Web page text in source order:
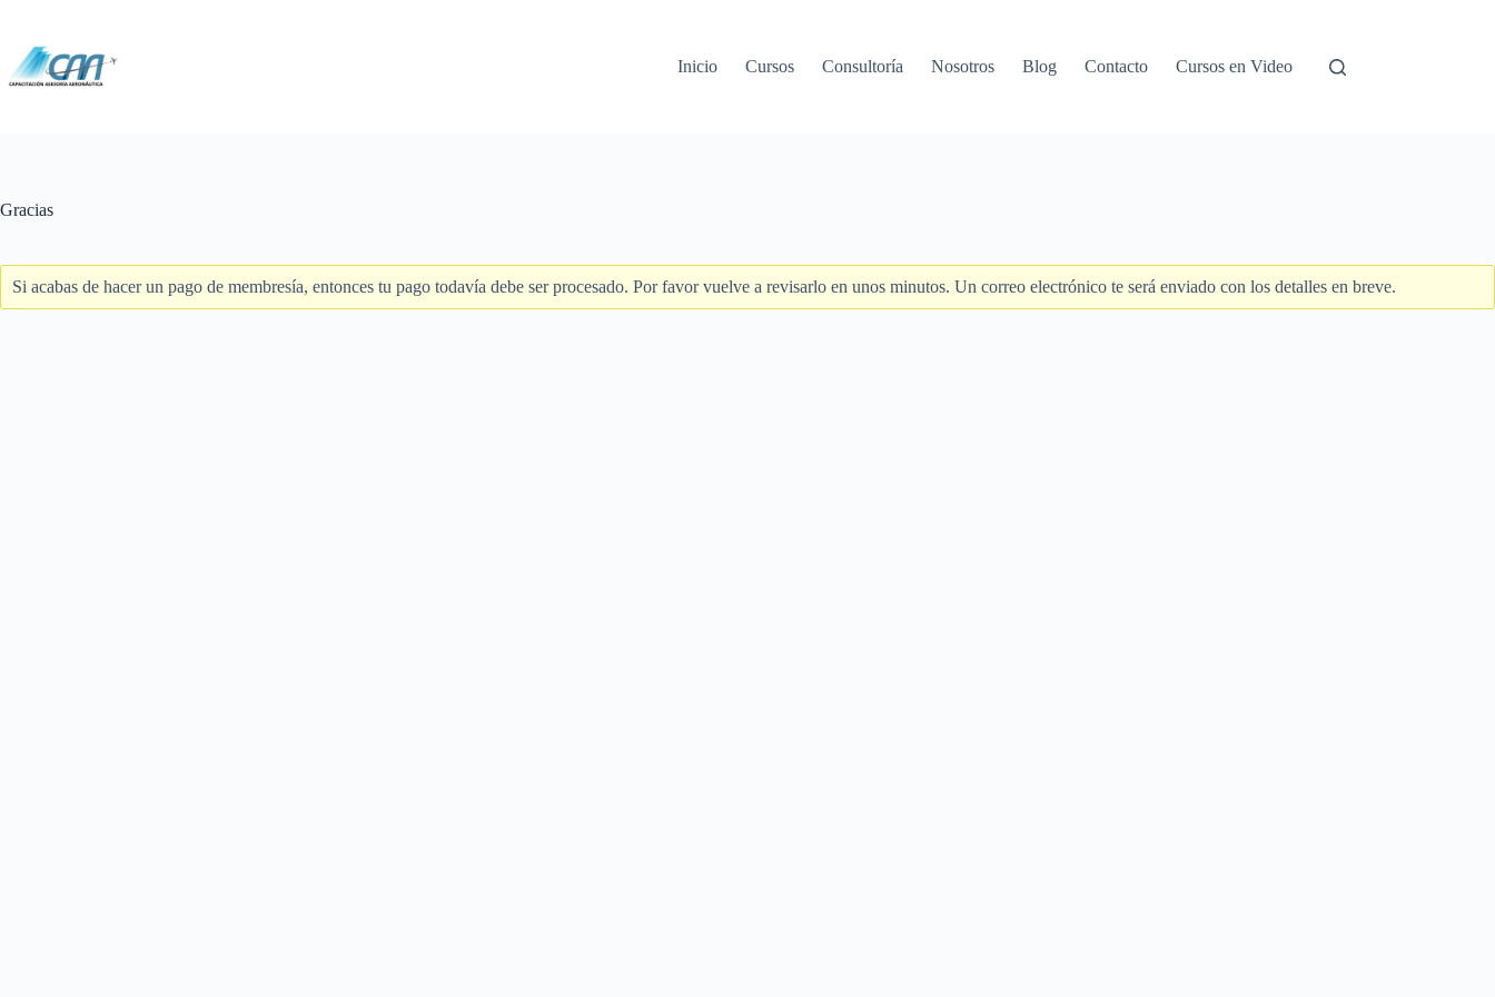
contenido
Inicio
Cursos Consultoría Nosotros Blog Contacto Cursos en Video
Gracias
Si acabas de hacer un pago de membresía, entonces tu pago todavía debe ser procesado. Por favor vuelve a revisarlo en unos minutos. Un correo electrónico te será enviado con los detalles en breve.